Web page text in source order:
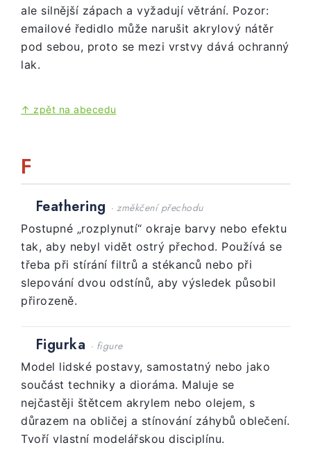
ale silnější zápach a vyžadují větrání. Pozor:
emailové ředidlo může narušit akrylový nátěr
pod sebou, proto se mezi vrstvy dává ochranný
lak.
↑ zpět na abecedu
F
Feathering · změkčení přechodu
Postupné „rozplynutí“ okraje barvy nebo efektu
tak, aby nebyl vidět ostrý přechod. Používá se
třeba při stírání filtrů a stékanců nebo při
slepování dvou odstínů, aby výsledek působil
přirozeně.
Figurka · figure
Model lidské postavy, samostatný nebo jako
součást techniky a dioráma. Maluje se
nejčastěji štětcem akrylem nebo olejem, s
důrazem na obličej a stínování záhybů oblečení.
Tvoří vlastní modelářskou disciplínu.